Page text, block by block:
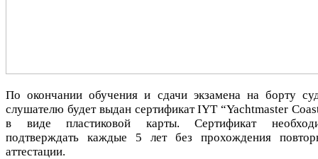
По окончании обучения и сдачи экзамена на борту
слушателю будет выдан сертификат IYT “Yachtmaster
в виде пластиковой карты. Сертификат
подтверждать каждые 5 лет без прохождения
аттестации.